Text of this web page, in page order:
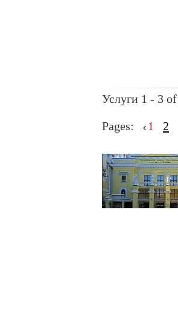
Услуги 1 - 3
Pages: 1 2